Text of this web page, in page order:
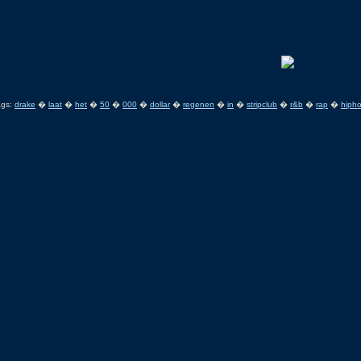
drake � laat � het � 50 � 000 � dollar� regenen � in � stripclub � r&b � rap �